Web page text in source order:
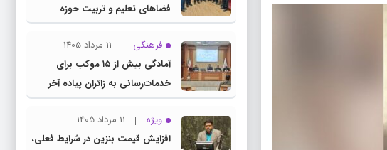
فضاهای تعلیم و تربیت حوزه
انتخابیه در نشست مشترک عضو
کمیسیون آموزش مجلس با مدیرکل
آموزش و پرورش خراسان رضوی
فرهنگی
11 مرداد 1405
آمادگی بیش از ۱۵ موکب برای
خدمات‌رسانی به زائران پیاده آخر
صفر در شهرستان چناران
ویژه
11 مرداد 1405
افزایش قیمت بنزین در شرایط فعلی،